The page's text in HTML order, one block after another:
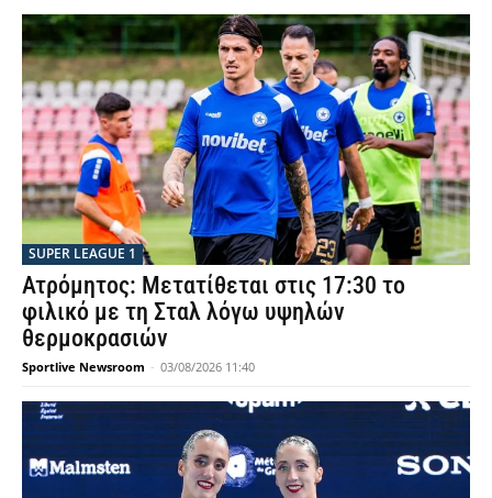
SUPER LEAGUE 1
Ατρόμητος: Μετατίθεται στις 17:30 το
φιλικό με τη Σταλ λόγω υψηλών
θερμοκρασιών
Sportlive Newsroom - 03/08/2026 11:40